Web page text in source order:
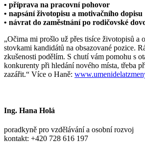
• příprava na pracovní pohovor
• napsání životopisu a motivačního dopisu
• návrat do zaměstnání po rodičovské
„Očima mi prošlo už přes tisíce životopisů a
stovkami kandidátů na obsazované pozice.
zkušenosti podělím. S chutí vám pomohu s
konkurenty při hledání nového místa, třeba
zazářit.“ Více o Haně:
Ing. Hana Holá
poradkyně pro vzdělávání a osobní rozvoj
kontakt: +420 728 616 197